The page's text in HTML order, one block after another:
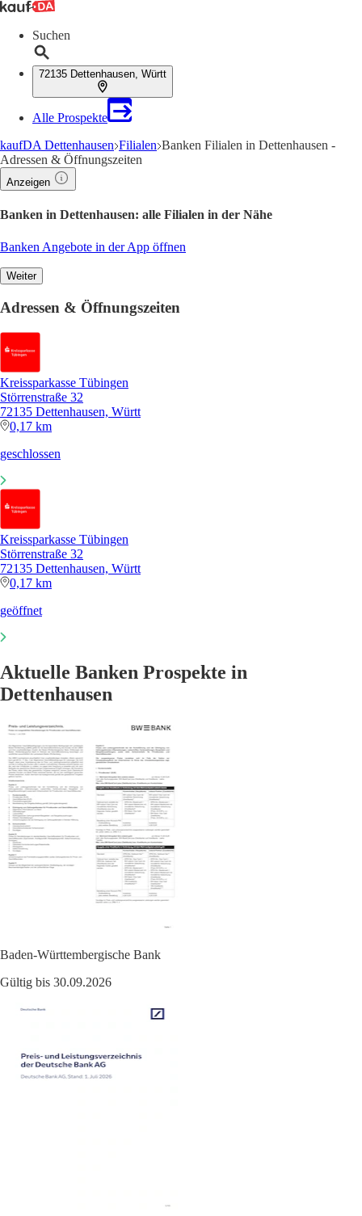
Suchen
72135 Dettenhausen, Württ
Alle Prospekte
kaufDA Dettenhausen Filialen Banken Filialen in Dettenhausen -
Adressen & Öffnungszeiten
Anzeigen
Banken in Dettenhausen: alle Filialen in der Nähe
Banken Angebote in der App öffnen
Weiter
Adressen & Öffnungszeiten
Kreissparkasse Tübingen
Störrenstraße 32
72135 Dettenhausen, Württ
0,17 km
geschlossen
Kreissparkasse Tübingen
Störrenstraße 32
72135 Dettenhausen, Württ
0,17 km
geöffnet
Aktuelle Banken Prospekte in
Dettenhausen
Baden-Württembergische Bank
Gültig bis 30.09.2026